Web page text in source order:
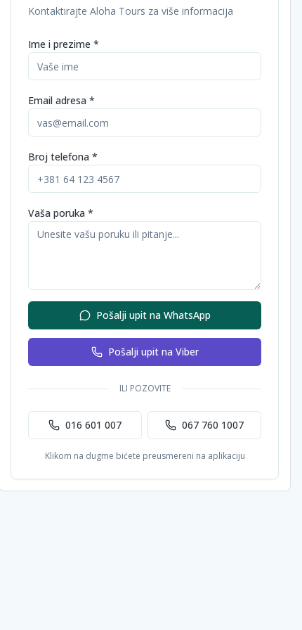
Kontaktirajte Aloha Tours za više informacija
Ime i prezime *
Email adresa *
Broj telefona *
Vaša poruka *
Pošalji upit na WhatsApp
Pošalji upit na Viber
ILI POZOVITE
016 601 007 067 760 1007
Klikom na dugme bićete preusmereni na aplikaciju